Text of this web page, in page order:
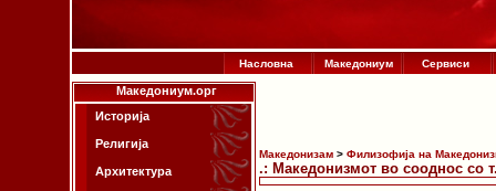
Насловна Македониум Сервиси
Македониум.орг
Историја
Религија
Архитектура
Македонизам > Филизофија на
.: Македонизмот во сооднос со